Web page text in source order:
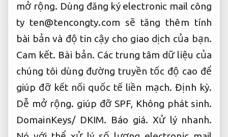
mở rộng. Dùng đăng ký electronic mail công
ty ten@tencongty.com sẽ tăng thêm tính
bài bản và độ tin cậy cho giao dịch của bạn.
Cam kết. Bài bản. Các trung tâm dữ liệu của
chúng tôi dùng đường truyền tốc độ cao để
giúp đỡ kết nối quốc tế liền mạch.Định kỳ.
Dễ mở rộng. giúp đỡ SPF, Không phát sinh.
DomainKeys/ DKIM. Báo giá. Xử lý nhanh.